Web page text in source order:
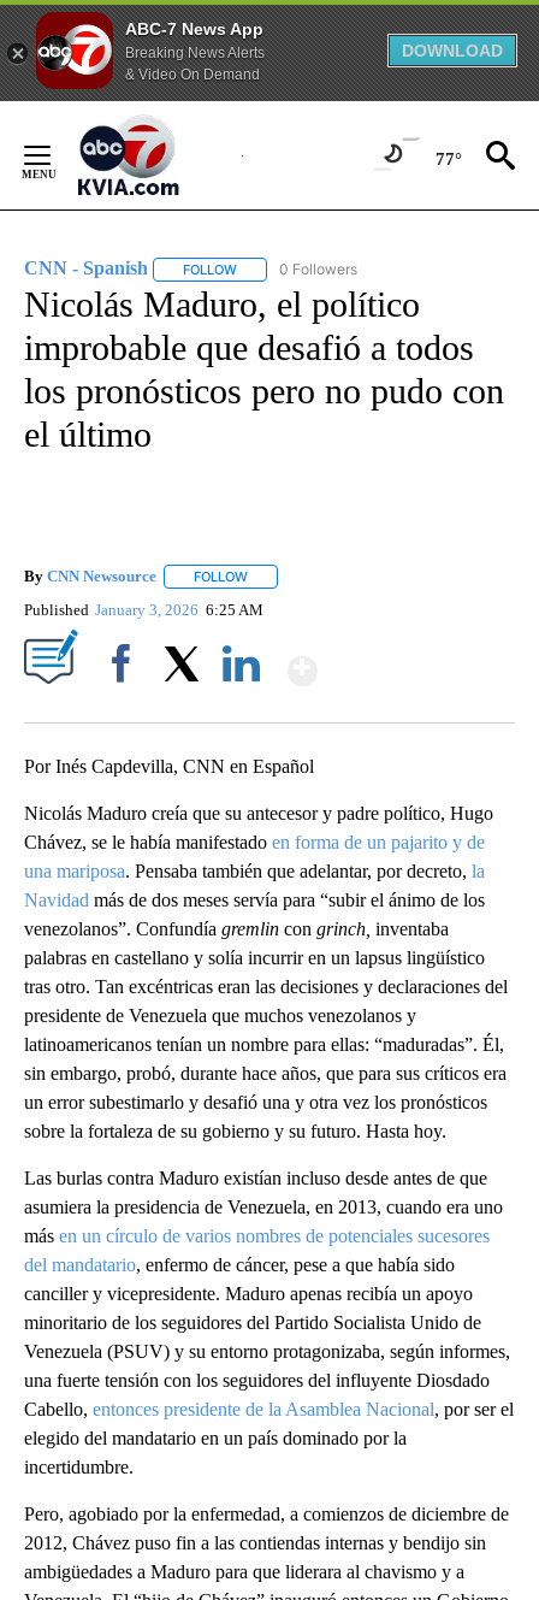
ABC-7 News App
Breaking News Alerts
& Video On Demand
DOWNLOAD
Content
77°
CNN - Spanish FOLLOW FOLLOW "CNN - SPANISH" TO RECEIVE
0 Followers
Nicolás Maduro, el político
improbable que desafió a todos
los pronósticos pero no pudo con
el último
By CNN Newsource FOLLOW
Published January 3, 2026 6:25 AM
Por Inés Capdevilla, CNN en Español
Nicolás Maduro creía que su antecesor y padre político, Hugo
Chávez, se le había manifestado en forma de un pajarito y de
una mariposa. Pensaba también que adelantar, por decreto, la
Navidad más de dos meses servía para “subir el ánimo de los
venezolanos”. Confundía gremlin con grinch, inventaba
palabras en castellano y solía incurrir en un lapsus lingüístico
tras otro. Tan excéntricas eran las decisiones y declaraciones del
presidente de Venezuela que muchos venezolanos y
latinoamericanos tenían un nombre para ellas: “maduradas”. Él,
sin embargo, probó, durante hace años, que para sus críticos era
un error subestimarlo y desafió una y otra vez los pronósticos
sobre la fortaleza de su gobierno y su futuro. Hasta hoy.
Las burlas contra Maduro existían incluso desde antes de que
asumiera la presidencia de Venezuela, en 2013, cuando era uno
más en un círculo de varios nombres de potenciales sucesores
del mandatario, enfermo de cáncer, pese a que había sido
canciller y vicepresidente. Maduro apenas recibía un apoyo
minoritario de los seguidores del Partido Socialista Unido de
Venezuela (PSUV) y su entorno protagonizaba, según informes,
una fuerte tensión con los seguidores del influyente Diosdado
Cabello, entonces presidente de la Asamblea Nacional, por ser el
elegido del mandatario en un país dominado por la
incertidumbre.
Pero, agobiado por la enfermedad, a comienzos de diciembre de
2012, Chávez puso fin a las contiendas internas y bendijo sin
ambigüedades a Maduro para que liderara al chavismo y a